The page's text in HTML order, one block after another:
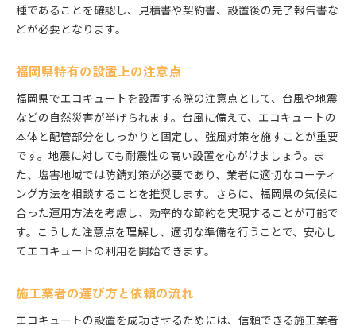
種であることを確認し、見積書や契約書、設置後の完了報告書な
どが必要となります。
福岡県特有の設置上の注意点
福岡県でエコキュートを設置する際の注意点として、台風や地震
などの自然災害が挙げられます。台風に備えて、エコキュートの
本体と配管部分をしっかりと固定し、強風対策を施すことが重要
です。地震に対しても耐震性の高い設置を心がけましょう。ま
た、塩害地域では防錆対策が必要であり、業者に適切なコーティ
ング方法を相談することを推奨します。さらに、福岡県の気候に
合った運用方法を考慮し、効率的な節約を実現することが可能で
す。こうした注意点を理解し、適切な準備を行うことで、安心し
てエコキュートの利用を開始できます。
施工業者の選び方と依頼の流れ
エコキュートの設置を成功させるためには、信頼できる施工業者